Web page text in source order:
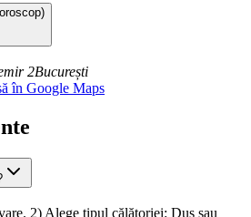
)
2București
în Google Maps
2) Alege tipul călătoriei: Dus sau